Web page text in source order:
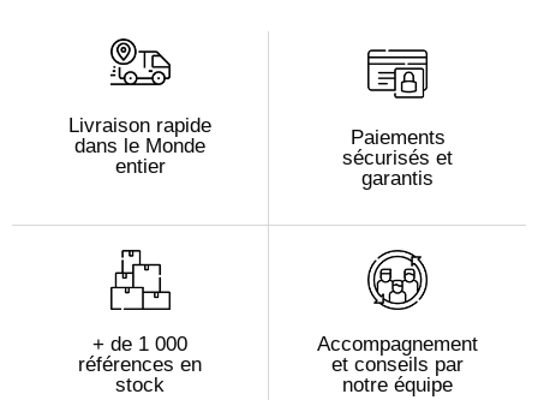
Livraison rapide
dans le Monde
entier
Paiements
sécurisés et
garantis
+ de 1 000
références en
stock
Accompagnement
et conseils par
notre équipe